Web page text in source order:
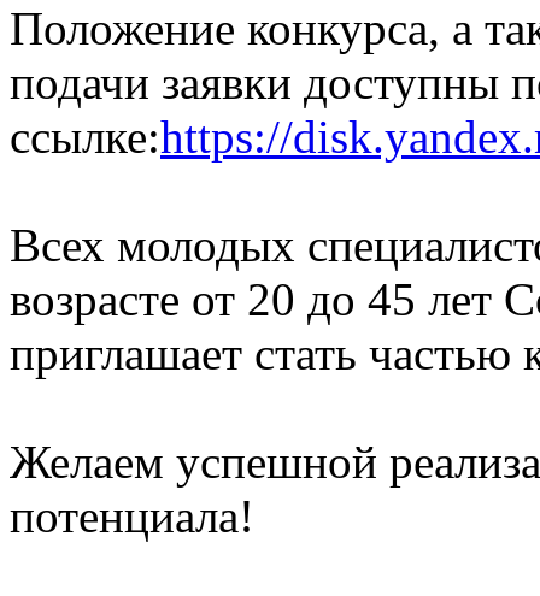
Положение конкурса, а
подачи заявки доступны
ссылке:https://
Всех молодых
возрасте от 20 до 45 лет
приглашает стать частью
Желаем успешной
потенциала!